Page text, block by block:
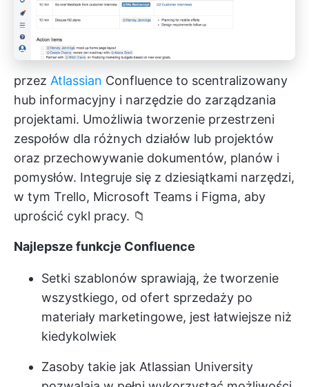
przez Atlassian Confluence to scentralizowany
hub informacyjny i narzędzie do zarządzania
projektami. Umożliwia tworzenie przestrzeni
zespołów dla różnych działów lub projektów
oraz przechowywanie dokumentów, planów i
pomysłów. Integruje się z dziesiątkami narzędzi,
w tym Trello, Microsoft Teams i Figma, aby
uprościć cykl pracy. 📁
Najlepsze funkcje Confluence
Setki szablonów sprawiają, że tworzenie
wszystkiego, od ofert sprzedaży po
materiały marketingowe, jest łatwiejsze niż
kiedykolwiek
Zasoby takie jak Atlassian University